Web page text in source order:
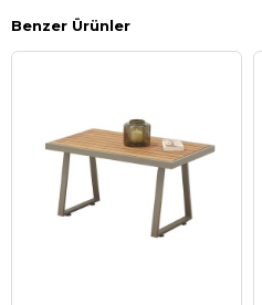
Benzer Ürünler